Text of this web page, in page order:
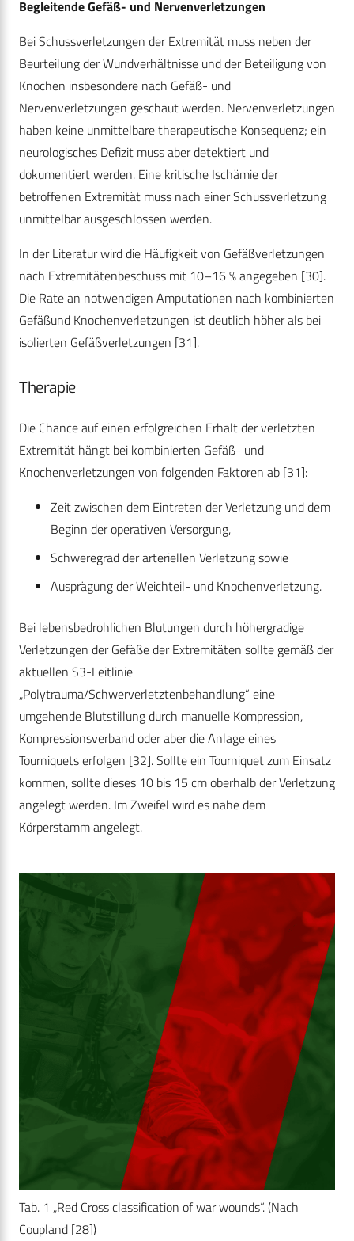
Begleitende Gefäß- und Nervenverletzungen
Bei Schussverletzungen der Extremität muss neben der
Beurteilung der Wundverhältnisse und der Beteiligung von
Knochen insbesondere nach Gefäß- und
Nervenverletzungen geschaut werden. Nervenverletzungen
haben keine unmittelbare therapeutische Konsequenz; ein
neurologisches Defizit muss aber detektiert und
dokumentiert werden. Eine kritische Ischämie der
betroffenen Extremität muss nach einer Schussverletzung
unmittelbar ausgeschlossen werden.
In der Literatur wird die Häufigkeit von Gefäßverletzungen
nach Extremitätenbeschuss mit 10–16 % angegeben [30].
Die Rate an notwendigen Amputationen nach kombinierten
Gefäßund Knochenverletzungen ist deutlich höher als bei
isolierten Gefäßverletzungen [31].
Therapie
Die Chance auf einen erfolgreichen Erhalt der verletzten
Extremität hängt bei kombinierten Gefäß- und
Knochenverletzungen von folgenden Faktoren ab [31]:
Zeit zwischen dem Eintreten der Verletzung und dem
Beginn der operativen Versorgung,
Schweregrad der arteriellen Verletzung sowie
Ausprägung der Weichteil- und Knochenverletzung.
Bei lebensbedrohlichen Blutungen durch höhergradige
Verletzungen der Gefäße der Extremitäten sollte gemäß der
aktuellen S3-Leitlinie
„Polytrauma/Schwerverletztenbehandlung“ eine
umgehende Blutstillung durch manuelle Kompression,
Kompressionsverband oder aber die Anlage eines
Tourniquets erfolgen [32]. Sollte ein Tourniquet zum Einsatz
kommen, sollte dieses 10 bis 15 cm oberhalb der Verletzung
angelegt werden. Im Zweifel wird es nahe dem
Körperstamm angelegt.
Tab. 1 „Red Cross classification of war wounds“. (Nach
Coupland [28])